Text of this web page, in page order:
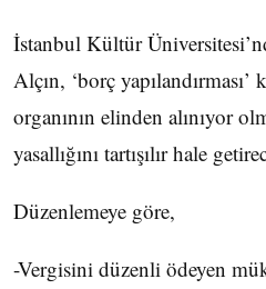
İstanbul Kültür
Alçın, ‘borç yapılandırması’
organının elinden alınıyor
yasallığını tartışılır hale
Düzenlemeye göre,
-Vergisini düzenli ödeyen